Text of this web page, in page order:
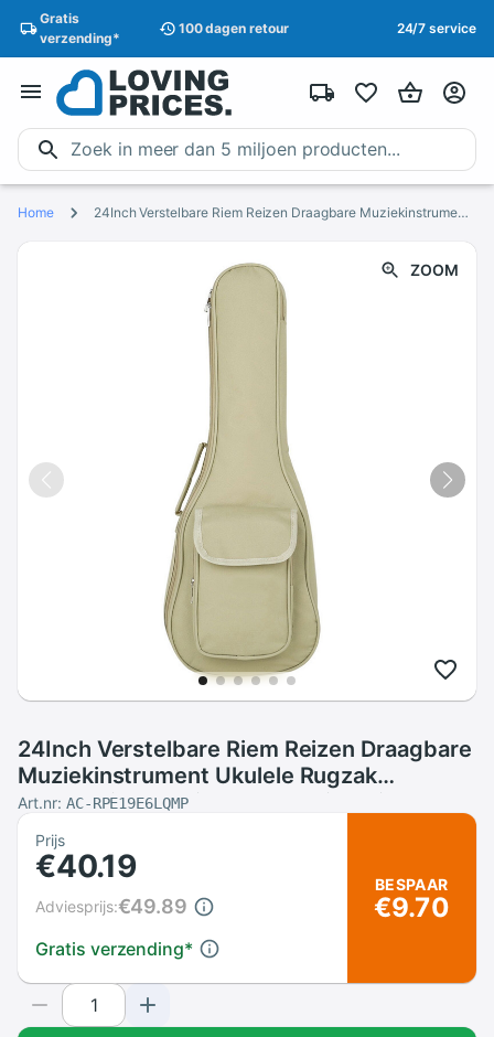
Gratis
verzending*
100 dagen retour 24/7 service
Home 24Inch Verstelbare Riem Reizen Draagbare Muziekinstrument Ukulele Rugzak Accessoires Thuis Bescherming Rits Waterdichte Tas
ZOOM
24Inch Verstelbare Riem Reizen Draagbare
Muziekinstrument Ukulele Rugzak
Accessoires Thuis Bescherming Rits
Waterdichte Tas
Art.nr: AC-RPE19E6LQMP
Prijs
€40.19
Gratis verzending*
Adviesprijs:€49.89
BESPAAR
€9.70